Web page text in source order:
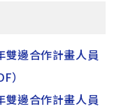
雙邊合作計畫人員
）
雙邊合作計畫人員